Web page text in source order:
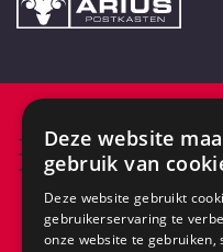
Deze website
gebruik van
Deze website gebruikt
gebruikerservaring te
onze website te gebruiken,